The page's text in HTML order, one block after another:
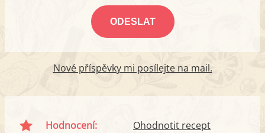
Nové příspěvky mi posílejte na mail.
Hodnocení: Ohodnotit recept